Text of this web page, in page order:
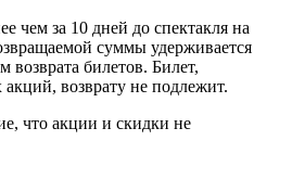
чем за 10 дней до спектакля на
суммы удерживается
возврата билетов. Билет,
возврату не подлежит.
что акции и скидки не